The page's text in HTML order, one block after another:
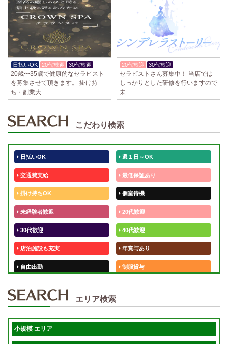
日払いOK 20代歓迎 30代歓迎
20歳〜35歳で健康的なセラピスト
を募集させて頂きます。 掛け持
ち・副業大…
20代歓迎 30代歓迎
セラピストさん募集中！ 当店では
しっかりとした研修を行いますので
未…
こだわり検索
日払いOK 週１日～OK
交通費支給 最低保証あり
掛け持ちOK 個室待機
未経験者歓迎 20代歓迎
30代歓迎 40代歓迎
店泊施設も充実 年賞与あり
自由出勤 制服貸与
短期OK 入店祝金あり
週1～OK 健全店で安心！
エリア検索
小規模 エリア